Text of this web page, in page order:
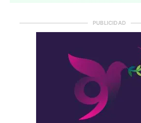
PUBLICIDAD